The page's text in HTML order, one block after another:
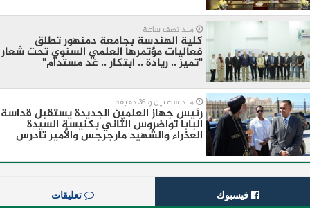
منذ نصف ساعة
كلية الهندسة بجامعة دمنهور تطلق
فعاليات مؤتمرها العلمي السنوي تحت شعار
"تميز .. ريادة .. ابتكار .. غد مستدام"
منذ ساعتين و 36 دقيقة
رئيس جهاز العلمين الجديدة يستقبل قداسة
البابا تواضروس الثاني بكنيسة السيدة
العذراء والشهيد مارجرجس والأمير تادرس
فيسبوك تعليقات